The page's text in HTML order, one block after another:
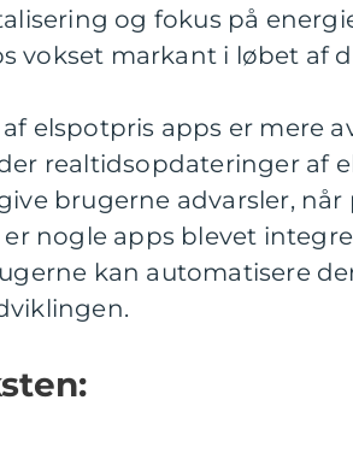
og fokus på
vokset markant i løbet af
elspotpris apps er mere
realtidsopdateringer af
brugerne advarsler, når
nogle apps blevet
kan automatisere